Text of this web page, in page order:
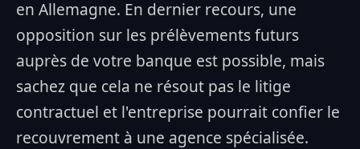
en Allemagne. En dernier recours, une
opposition sur les prélèvements futurs
auprès de votre banque est possible, mais
sachez que cela ne résout pas le litige
contractuel et l'entreprise pourrait confier le
recouvrement à une agence spécialisée.